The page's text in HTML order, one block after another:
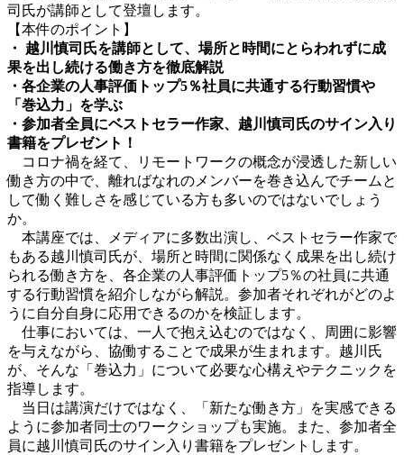
司氏が講師として登壇します。
【本件のポイント】
・ 越川慎司氏を講師として、場所と時間にとらわれずに成
果を出し続ける働き方を徹底解説
・各企業の人事評価トップ5％社員に共通する行動習慣や
「巻込力」を学ぶ
・参加者全員にベストセラー作家、越川慎司氏のサイン入り
書籍をプレゼント！
コロナ禍を経て、リモートワークの概念が浸透した新しい
働き方の中で、離ればなれのメンバーを巻き込んでチームと
して働く難しさを感じている方も多いのではないでしょう
か。
本講座では、メディアに多数出演し、ベストセラー作家で
もある越川慎司氏が、場所と時間に関係なく成果を出し続け
られる働き方を、各企業の人事評価トップ5％の社員に共通
する行動習慣を紹介しながら解説。参加者それぞれがどのよ
うに自分自身に応用できるのかを検証します。
仕事においては、一人で抱え込むのではなく、周囲に影響
を与えながら、協働することで成果が生まれます。越川氏
が、そんな「巻込力」について必要な心構えやテクニックを
指導します。
当日は講演だけではなく、「新たな働き方」を実感できる
ように参加者同士のワークショップも実施。また、参加者全
員に越川慎司氏のサイン入り書籍をプレゼントします。